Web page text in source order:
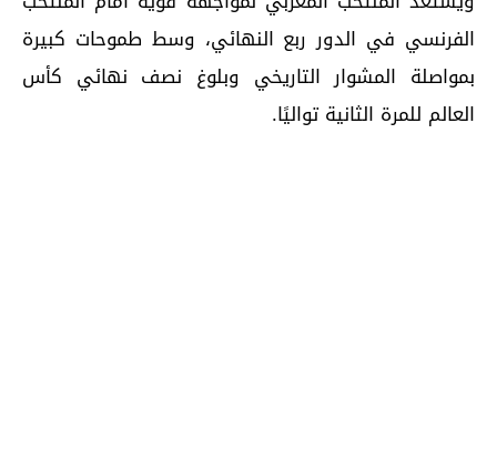
الفرنسي في الدور ربع النهائي، وسط طموحات كبيرة
بمواصلة المشوار التاريخي وبلوغ نصف نهائي كأس
العالم للمرة الثانية تواليًا.